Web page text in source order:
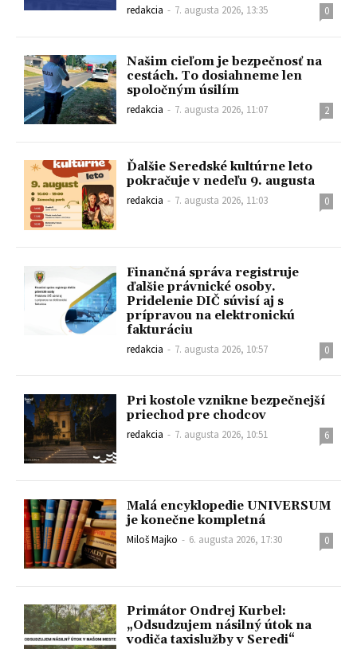
redakcia - 7. augusta 2026, 13:35 0
Našim cieľom je bezpečnosť na
cestách. To dosiahneme len
spoločným úsilím
redakcia - 7. augusta 2026, 11:07 2
Ďalšie Seredské kultúrne leto
pokračuje v nedeľu 9. augusta
redakcia - 7. augusta 2026, 11:03 0
Finančná správa registruje
ďalšie právnické osoby.
Pridelenie DIČ súvisí aj s
prípravou na elektronickú
fakturáciu
redakcia - 7. augusta 2026, 10:57 0
Pri kostole vznikne bezpečnejší
priechod pre chodcov
redakcia - 7. augusta 2026, 10:51 6
Malá encyklopedie UNIVERSUM
je konečne kompletná
Miloš Majko - 6. augusta 2026, 17:30 0
Primátor Ondrej Kurbel:
„Odsudzujem násilný útok na
vodiča taxislužby v Seredi“